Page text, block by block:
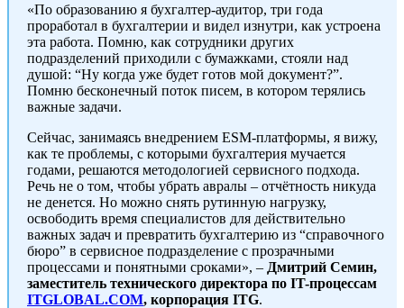
«По образованию я бухгалтер-аудитор, три года
проработал в бухгалтерии и видел изнутри, как устроена
эта работа. Помню, как сотрудники других
подразделений приходили с бумажками, стояли над
душой: “Ну когда уже будет готов мой документ?”.
Помню бесконечный поток писем, в котором терялись
важные задачи.
Сейчас, занимаясь внедрением ESM-платформы, я вижу,
как те проблемы, с которыми бухгалтерия мучается
годами, решаются методологией сервисного подхода.
Речь не о том, чтобы убрать авралы – отчётность никуда
не денется. Но можно снять рутинную нагрузку,
освободить время специалистов для действительно
важных задач и превратить бухгалтерию из “справочного
бюро” в сервисное подразделение с прозрачными
процессами и понятными сроками», – Дмитрий Семин,
заместитель технического директора по IT-процессам
ITGLOBAL.COM, корпорация ITG.